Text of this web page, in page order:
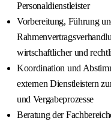
Personaldienstleister
Vorbereitung, Führung
wirtschaftlicher und
Koordination und
externen Dienstleistern
und Vergabeprozesse
Beratung der